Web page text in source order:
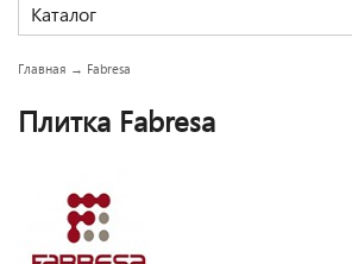
Каталог
Главная → Fabresa
Плитка Fabresa